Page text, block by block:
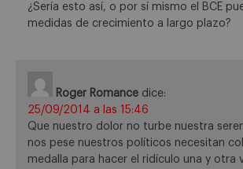
¿Sería esto así, o por sí mismo el BCE
medidas de crecimiento a largo plazo?
Roger Romance dice:
25/09/2014 a las 15:46
Que nuestro dolor no turbe nuestra
nos pese nuestros políticos necesitan
medalla para hacer el ridículo una y otra